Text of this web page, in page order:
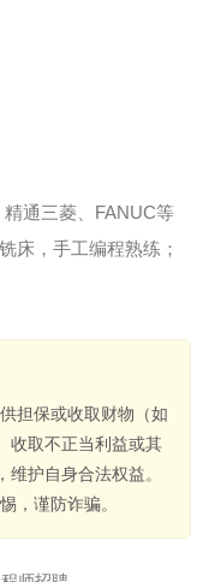
通三菱、FANUC等
床，手工编程熟练；
担保或收取财物（如
收取不正当利益或其
护自身合法权益。
，谨防诈骗。